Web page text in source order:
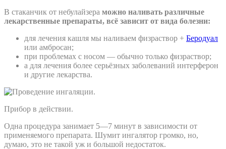
В стаканчик от небулайзера можно наливать различные
лекарственные препараты, всё зависит от вида болезни:
для лечения кашля мы наливаем физраствор + Беродуал
или амбросан;
при проблемах с носом — обычно только физраствор;
а для лечения более серьёзных заболеваний интерферон
и другие лекарства.
Прибор в действии.
Одна процедура занимает 5—7 минут в зависимости от
применяемого препарата. Шумит ингалятор громко, но,
думаю, это не такой уж и большой недостаток.